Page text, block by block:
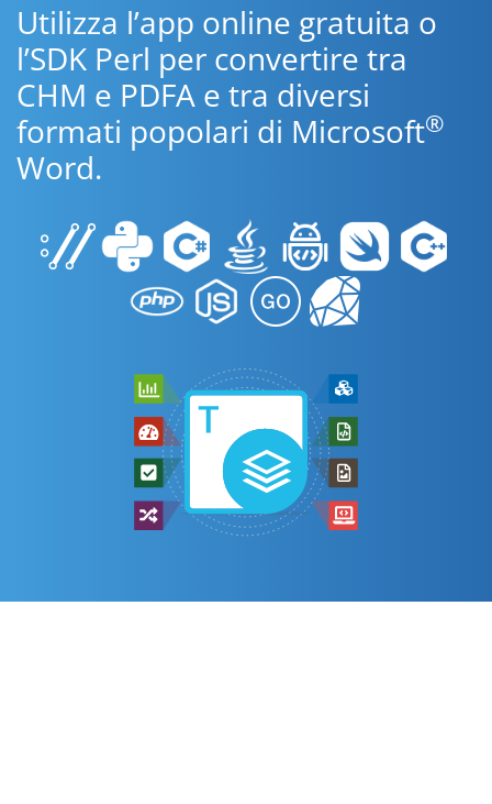
Utilizza l’app online gratuita o
l’SDK Perl per convertire tra
CHM e PDFA e tra diversi
formati popolari di Microsoft®
Word.